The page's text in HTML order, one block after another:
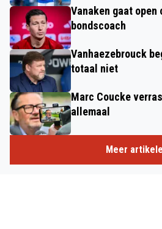
Vanaken gaat open
bondscoach
Vanhaezebrouck
totaal niet
Marc Coucke
allemaal
Meer